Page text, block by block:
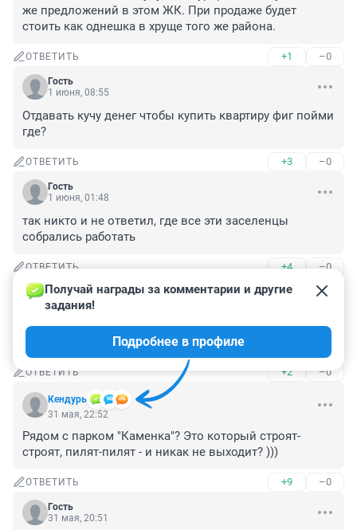
же предложений в этом ЖК. При продаже будет
стоить как однешка в хруще того же района.
ОТВЕТИТЬ +1 –0
Гость
1 июня, 08:55
Отдавать кучу денег чтобы купить квартиру фиг пойми
где?
ОТВЕТИТЬ +3 –0
Гость
1 июня, 01:48
так никто и не ответил, где все эти заселенцы
собрались работать
ОТВЕТИТЬ +4 –0
Гость
31 мая, 23:18
Предлагаю так и назвать жилмассив "Сердце
промки". Ато за?
ОТВЕТИТЬ +2 –0
Кендурь
Получай награды за комментарии и другие
задания!
Подробнее в профиле
31 мая, 22:52
Рядом с парком "Каменка"? Это который строят-
строят, пилят-пилят - и никак не выходит? )))
ОТВЕТИТЬ +9 –0
Гость
31 мая, 20:51